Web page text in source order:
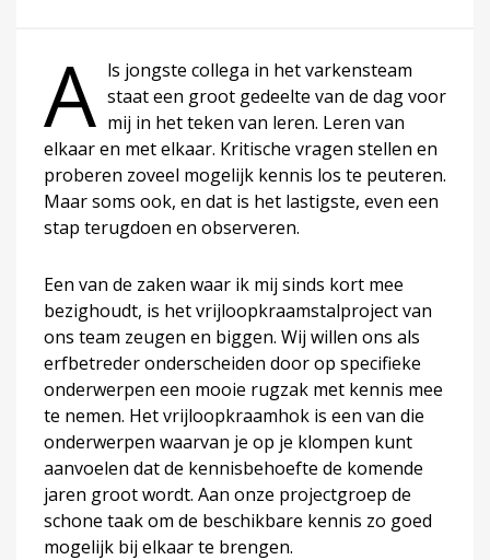
A ls jongste collega in het varkensteam
staat een groot gedeelte van de dag voor
mij in het teken van leren. Leren van
elkaar en met elkaar. Kritische vragen stellen en
proberen zoveel mogelijk kennis los te peuteren.
Maar soms ook, en dat is het lastigste, even een
stap terugdoen en observeren.
Een van de zaken waar ik mij sinds kort mee
bezighoudt, is het vrijloopkraamstalproject van
ons team zeugen en biggen. Wij willen ons als
erfbetreder onderscheiden door op specifieke
onderwerpen een mooie rugzak met kennis mee
te nemen. Het vrijloopkraamhok is een van die
onderwerpen waarvan je op je klompen kunt
aanvoelen dat de kennisbehoefte de komende
jaren groot wordt. Aan onze projectgroep de
schone taak om de beschikbare kennis zo goed
mogelijk bij elkaar te brengen.